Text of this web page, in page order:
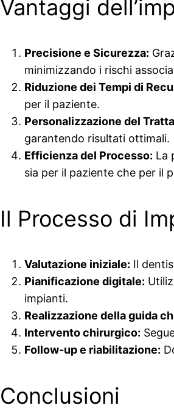
Vantaggi
Precisione e Sicurezza:
minimizzando i rischi
Riduzione dei Tempi di
per il paziente.
Personalizzazione del
garantendo risultati ottimali.
Efficienza del Processo: La
sia per il paziente che per il
Il Processo di
Valutazione iniziale: Il
Pianificazione digitale:
impianti.
Realizzazione della guida
Intervento chirurgico:
Follow-up e riabilitazione:
Conclusioni